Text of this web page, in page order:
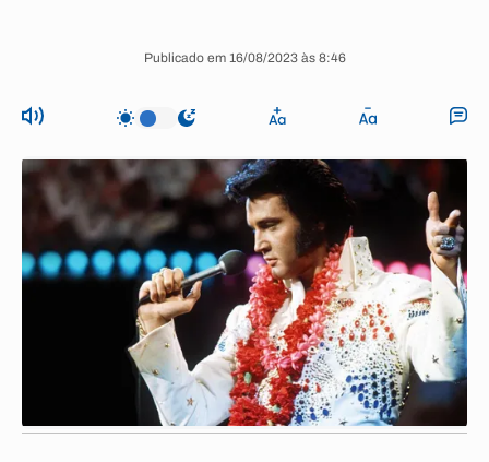
Publicado em 16/08/2023 às 8:46